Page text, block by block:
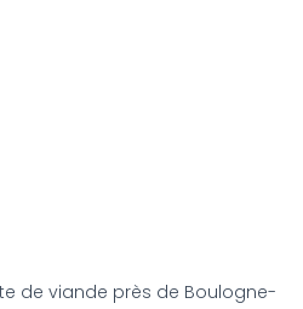
de viande près de Boulogne-